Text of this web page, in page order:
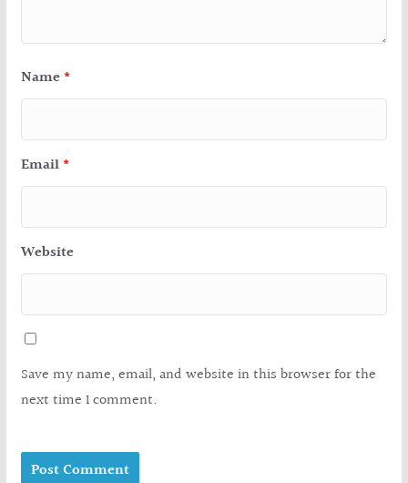
Name *
Email *
Website
Save my name, email, and website in this browser for the
next time I comment.